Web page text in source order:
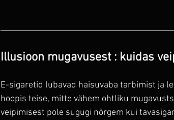
Illusioon mugavusest : kuidas
E-sigaretid lubavad haisuvaba tarbimist ja
hoopis teise, mitte vähem ohtliku
veipimisest pole sugugi nõrgem kui